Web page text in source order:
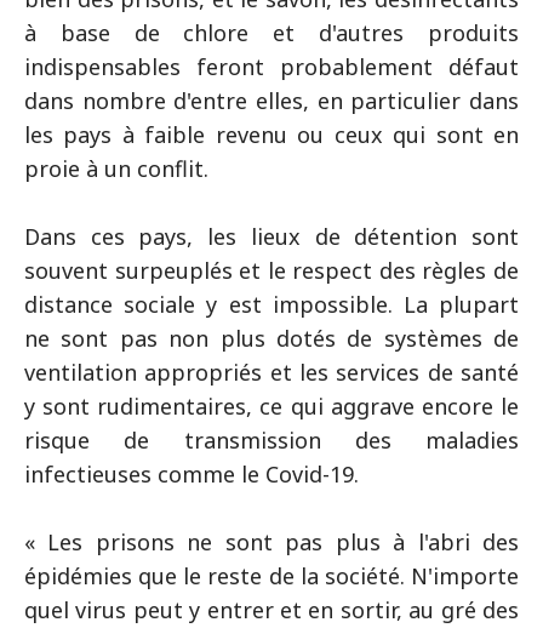
à base de chlore et d'autres produits
indispensables feront probablement défaut
dans nombre d'entre elles, en particulier dans
les pays à faible revenu ou ceux qui sont en
proie à un conflit.
Dans ces pays, les lieux de détention sont
souvent surpeuplés et le respect des règles de
distance sociale y est impossible. La plupart
ne sont pas non plus dotés de systèmes de
ventilation appropriés et les services de santé
y sont rudimentaires, ce qui aggrave encore le
risque de transmission des maladies
infectieuses comme le Covid-19.
« Les prisons ne sont pas plus à l'abri des
épidémies que le reste de la société. N'importe
quel virus peut y entrer et en sortir, au gré des